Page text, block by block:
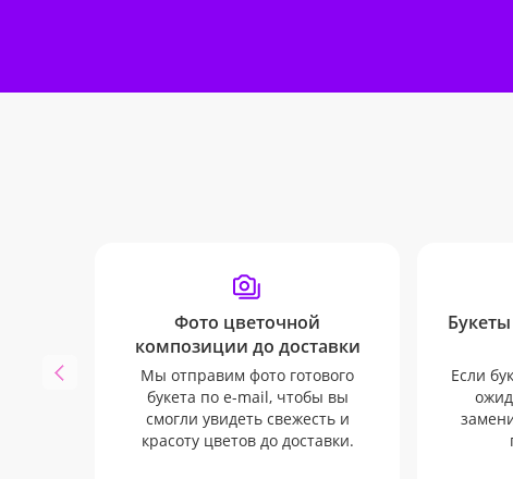
Фото цветочной
композиции до доставки
Мы отправим фото готового
букета по e-mail, чтобы вы
смогли увидеть свежесть и
красоту цветов до доставки.
Если